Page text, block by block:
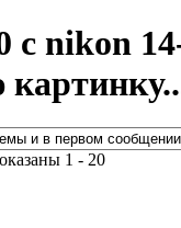
c nikon
1 - 20